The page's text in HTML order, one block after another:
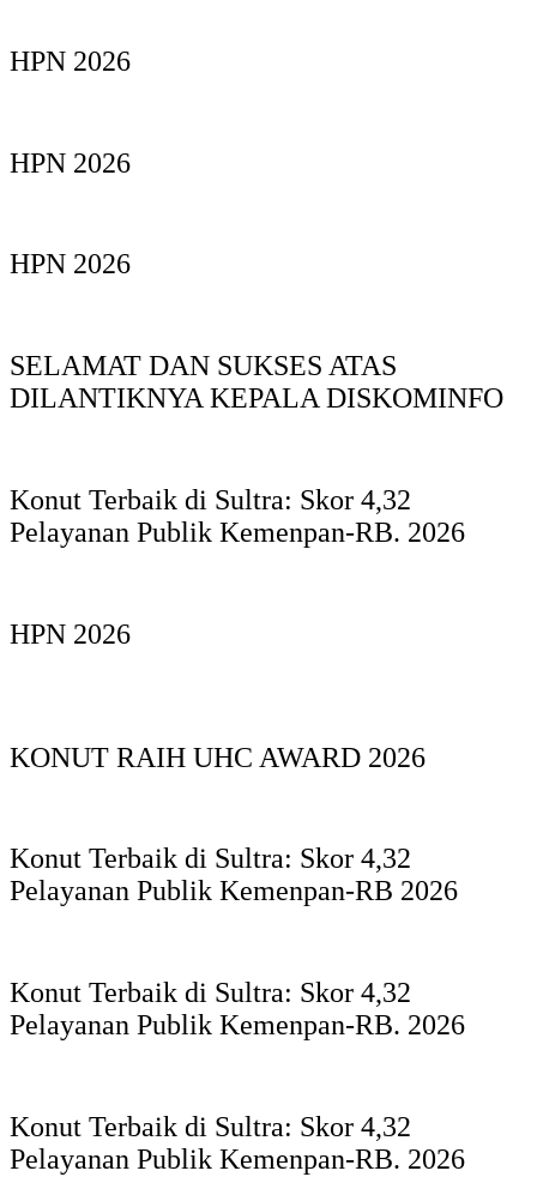
HPN 2026
HPN 2026
HPN 2026
SELAMAT DAN SUKSES ATAS
DILANTIKNYA KEPALA DISKOMINFO
Konut Terbaik di Sultra: Skor 4,32
Pelayanan Publik Kemenpan-RB. 2026
HPN 2026
KONUT RAIH UHC AWARD 2026
Konut Terbaik di Sultra: Skor 4,32
Pelayanan Publik Kemenpan-RB 2026
Konut Terbaik di Sultra: Skor 4,32
Pelayanan Publik Kemenpan-RB. 2026
Konut Terbaik di Sultra: Skor 4,32
Pelayanan Publik Kemenpan-RB. 2026